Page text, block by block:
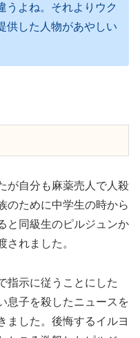
うよね。それよりウク
供した人物があやしい
が自分も麻薬売人で人殺
のために中学生の時から
と同級生のピルジュンか
されました。
指示に従うことにした
息子を殺したニュースを
ました。後悔するイルヨ